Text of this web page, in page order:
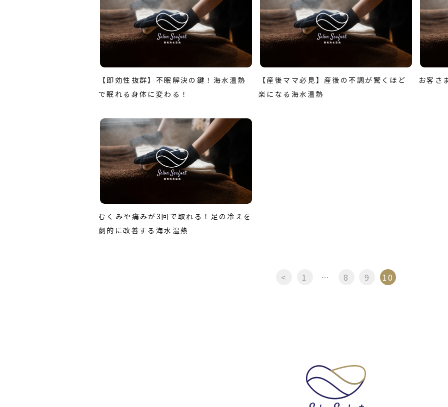
【即効性抜群】不眠解決の鍵！海水温熱
で眠れる身体に変わる！
【産後ママ必見】産後の不調が驚くほど
楽になる海水温熱
お客さ
むくみや痛みが3回で取れる！足の冷えを
劇的に改善する海水温熱
< 1 … 8 9 10